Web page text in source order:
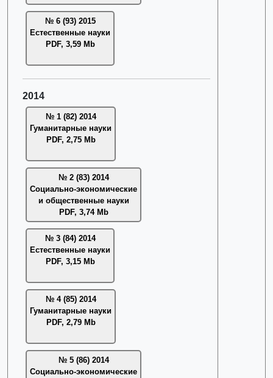
№ 6 (93) 2015
Естественные науки
PDF, 3,59 Mb
2014
№ 1 (82) 2014
Гуманитарные науки
PDF, 2,75 Mb
№ 2 (83) 2014
Социально-экономические
и общественные науки
PDF, 3,74 Mb
№ 3 (84) 2014
Естественные науки
PDF, 3,15 Mb
№ 4 (85) 2014
Гуманитарные науки
PDF, 2,79 Mb
№ 5 (86) 2014
Социально-экономические